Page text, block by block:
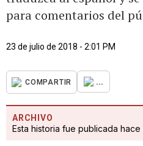
para comentarios del
23 de julio de 2018 - 2:01 PM
COMPARTIR ...
ARCHIVO
Esta historia fue publicada hace